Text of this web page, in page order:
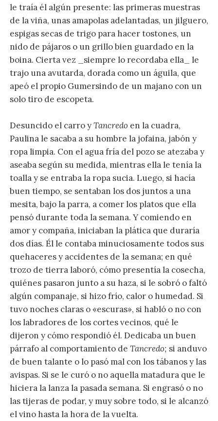
le traía él algún presente: las primeras muestras
de la viña, unas amapolas adelantadas, un jilguero,
espigas secas de trigo para hacer tostones, un
nido de pájaros o un grillo bien guardado en la
boina. Cierta vez _siempre lo recordaba ella_ le
trajo una avutarda, dorada como un águila, que
apeó el propio Gumersindo de un majano con un
solo tiro de escopeta.
Desuncido el carro yTancredo en la cuadra,
Paulina le sacaba a su hombre la jofaina, jabón y
ropa limpia. Con el agua fría del pozo se atezaba y
aseaba según su medida, mientras ella le tenía la
toalla y se entraba la ropa sucia. Luego, si hacía
buen tiempo, se sentaban los dos juntos a una
mesita, bajo la parra, a comer los platos que ella
pensó durante toda la semana. Y comiendo en
amor y compaña, iniciaban la plática que duraría
dos días. Él le contaba minuciosamente todos sus
quehaceres y accidentes de la semana; en qué
trozo de tierra laboró, cómo presentía la cosecha,
quiénes pasaron junto a su haza, si le sobró o faltó
algún companaje, si hizo frío, calor o humedad. Si
tuvo noches claras o «escuras», si habló o no con
los labradores de los cortes vecinos, qué le
dijeron y cómo respondió él. Dedicaba un buen
párrafo al comportamiento de Tancredo; si anduvo
de buen talante o lo pasó mal con los tábanos y las
avispas. Si se le curó o no aquella matadura que le
hiciera la lanza la pasada semana. Si engrasó o no
las tijeras de podar, y muy sobre todo, si le alcanzó
el vino hasta la hora de la vuelta.